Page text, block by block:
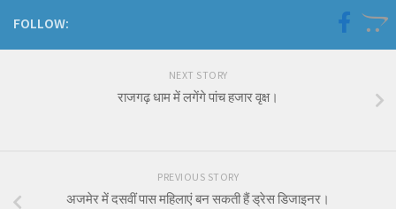
FOLLOW:
NEXT STORY
राजगढ़ धाम में लगेंगे पांच हजार वृक्ष।
PREVIOUS STORY
अजमेर में दसवीं पास महिलाएं बन सकती हैं ड्रेस डिजाइनर।